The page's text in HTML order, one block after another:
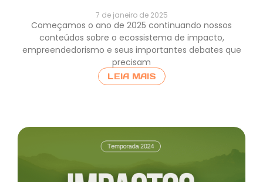
7 de janeiro de 2025
Começamos o ano de 2025 continuando nossos
conteúdos sobre o ecossistema de impacto,
empreendedorismo e seus importantes debates que
precisam
LEIA MAIS